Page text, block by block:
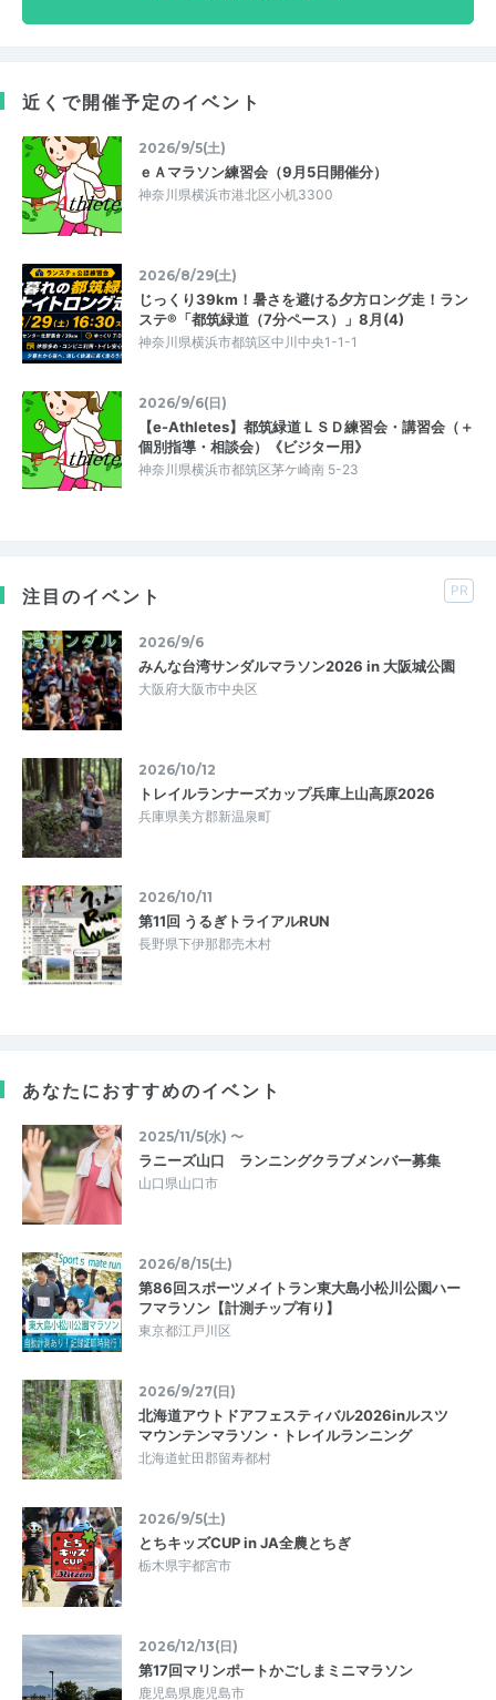
近くで開催予定のイベント
2026/9/5(土)
ｅＡマラソン練習会（9月5日開催分）
神奈川県横浜市港北区小机3300
2026/8/29(土)
じっくり39km！暑さを避ける夕方ロング走！ラン
ステ®「都筑緑道（7分ペース）」8月(4)
神奈川県横浜市都筑区中川中央1-1-1
2026/9/6(日)
【e-Athletes】都筑緑道ＬＳＤ練習会・講習会（＋
個別指導・相談会）《ビジター用》
神奈川県横浜市都筑区茅ケ崎南 5-23
注目のイベント PR
2026/9/6
みんな台湾サンダルマラソン2026 in 大阪城公園
大阪府大阪市中央区
2026/10/12
トレイルランナーズカップ兵庫上山高原2026
兵庫県美方郡新温泉町
2026/10/11
第11回 うるぎトライアルRUN
長野県下伊那郡売木村
あなたにおすすめのイベント
2025/11/5(水) 〜
ラニーズ山口 ランニングクラブメンバー募集
山口県山口市
2026/8/15(土)
第86回スポーツメイトラン東大島小松川公園ハー
フマラソン【計測チップ有り】
東京都江戸川区
2026/9/27(日)
北海道アウトドアフェスティバル2026inルスツ
マウンテンマラソン・トレイルランニング
北海道虻田郡留寿都村
2026/9/5(土)
とちキッズCUP in JA全農とちぎ
栃木県宇都宮市
2026/12/13(日)
第17回マリンポートかごしまミニマラソン
鹿児島県鹿児島市